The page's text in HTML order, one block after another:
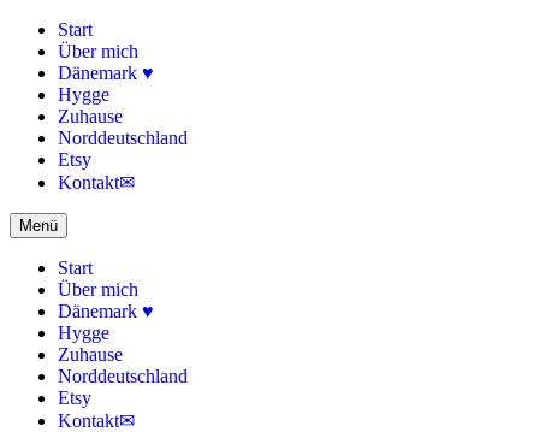
Start
Über mich
Dänemark ♥
Hygge
Zuhause
Norddeutschland
Etsy
Kontakt✉
Menü
Start
Über mich
Dänemark ♥
Hygge
Zuhause
Norddeutschland
Etsy
Kontakt✉